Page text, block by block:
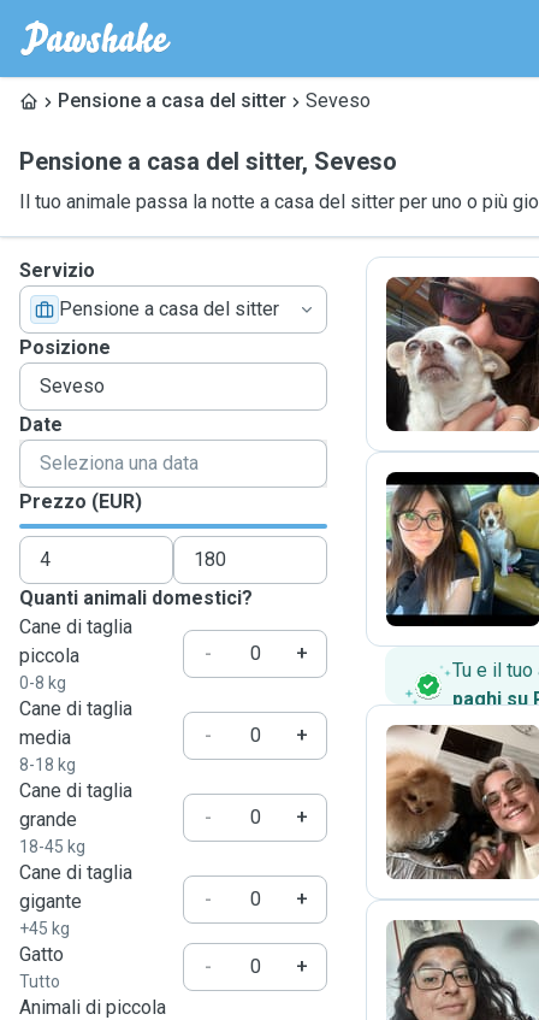
Pensione a casa del sitter Seveso
Pensione a casa del sitter, Seveso
Il tuo animale passa la notte a casa del sitter per uno o più
Servizio
Pensione a casa del sitter
Posizione
Date
Prezzo (EUR)
Quanti animali domestici?
Cane di taglia
piccola
0-8 kg
- +
Cane di taglia
media
8-18 kg
- +
Cane di taglia
grande
18-45 kg
- +
Cane di taglia
gigante
+45 kg
- +
Gatto
Tutto
-
+
Animali di piccola
G
L
Tu e il
paghi su
R
M